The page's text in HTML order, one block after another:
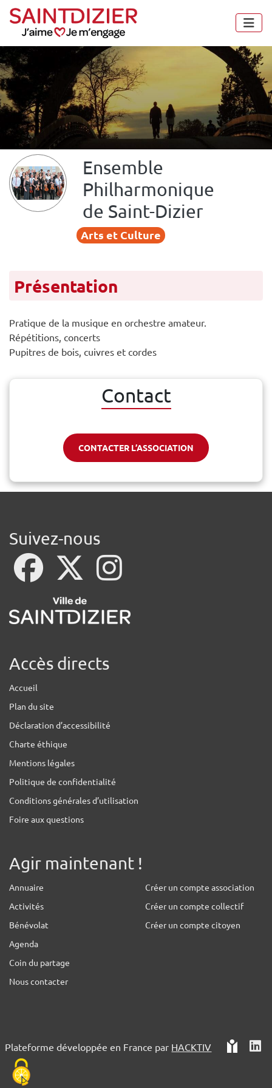
Ensemble
Philharmonique
de Saint-Dizier
Arts et Culture
Présentation
Pratique de la musique en orchestre amateur.
Répétitions, concerts
Pupitres de bois, cuivres et cordes
Contact
CONTACTER L’ASSOCIATION
Suivez-nous
Accès directs
Accueil
Plan du site
Déclaration d’accessibilité
Charte éthique
Mentions légales
Politique de confidentialité
Conditions générales d’utilisation
Foire aux questions
Agir maintenant !
Annuaire
Activités
Bénévolat
Agenda
Coin du partage
Nous contacter
Créer un compte association
Créer un compte collectif
Créer un compte citoyen
Plateforme développée en France par HACKTIV
Panneau de gestion des cookies